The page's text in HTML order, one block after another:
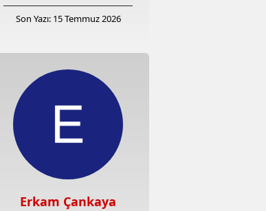
Son Yazı: 15 Temmuz 2026
Erkam Çankaya